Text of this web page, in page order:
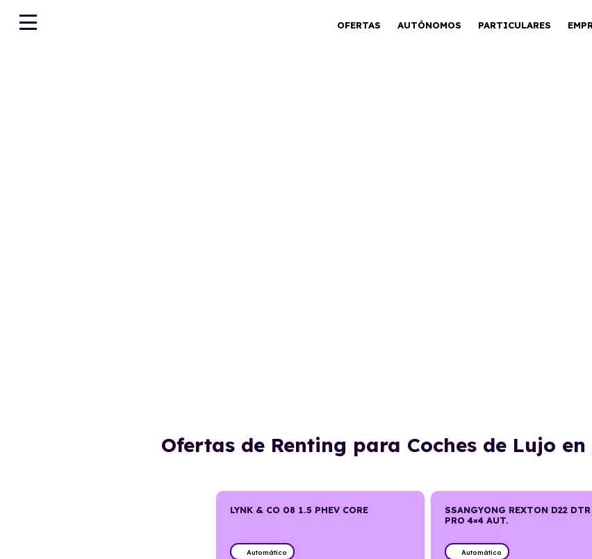
OFERTAS AUTÓNOMOS PARTICULARES
Ofertas de Renting para Coches de Lujo
LYNK & CO 08 1.5 PHEV CORE
Automático
SSANGYONG REXTON D22 DTR
PRO 4×4 AUT.
Automático